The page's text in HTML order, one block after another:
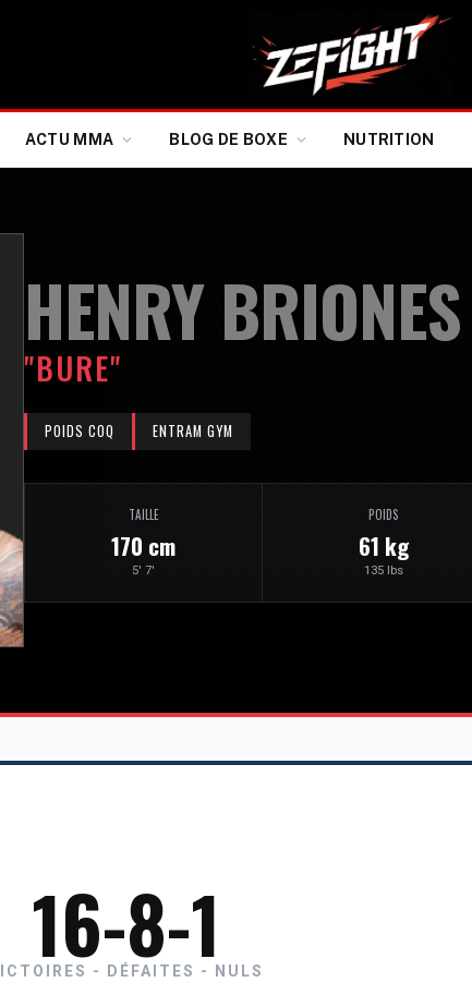
ACTU MMA BLOG DE BOXE NUTRITION
HENRY BRIONES
"BURE"
POIDS COQ ENTRAM GYM
TAILLE
170 cm
5' 7'
POIDS
61 kg
135 lbs
16-8-1
- DÉFAITES - NULS